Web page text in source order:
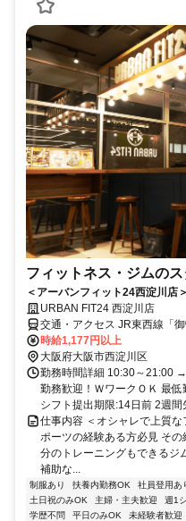
フィットネス・ジムの
＜アーバンフィット24西淀川店
URBAN FIT24 西淀川店
交通・アクセス JR東西線「
時給1,177円以上
大阪府大阪市西淀川区
勤務時間詳細 10:30～21:00
勤務歓迎！ＷワークＯＫ 最
シフト提出期限:14日前 2週間
仕事内容 ＜オシャレで上質
ポーツの経験ある方必見 そ
分のトレーニングもできるジ
補助な...
制服あり 扶養内勤務OK 社員登用あ
土日祝のみOK
主婦・主夫歓迎 週1
学歴不問
平日のみOK 未経験者歓迎